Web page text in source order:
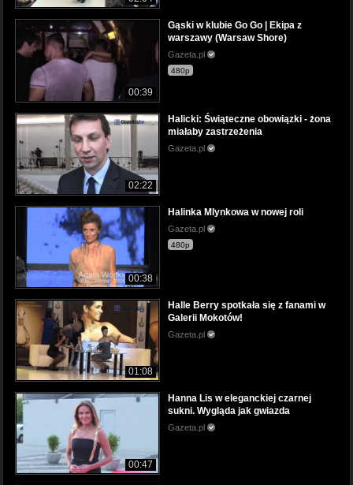
00:39
Gąski w klubie Go Go | Ekipa z
warszawy (Warsaw Shore)
Gazeta.pl
480p
02:22
Halicki: Świąteczne obowiązki - żona
miałaby zastrzeżenia
Gazeta.pl
00:38
Halinka Mlynkowa w nowej roli
Gazeta.pl
480p
01:08
Halle Berry spotkała się z fanami w
Galerii Mokotów!
Gazeta.pl
00:47
Hanna Lis w eleganckiej czarnej
sukni. Wygląda jak gwiazda
Gazeta.pl